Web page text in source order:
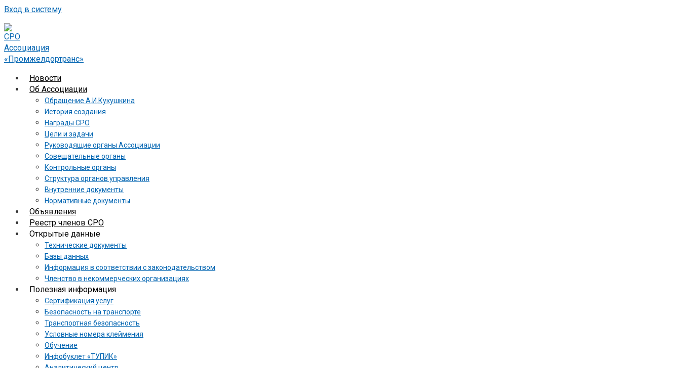
Вход в систему
Новости
Об Ассоциации
Обращение А.И.Кукушкина
История создания
Награды СРО
Цели и задачи
Руководящие органы Ассоциации
Совещательные органы
Контрольные органы
Структура органов управления
Внутренние документы
Нормативные документы
Объявления
Реестр членов СРО
Открытые данные
Технические документы
Базы данных
Информация в соответствии с законодательством
Членство в некоммерческих организациях
Полезная информация
Сертификация услуг
Безопасность на транспорте
Транспортная безопасность
Условные номера клеймения
Обучение
Инфобуклет «ТУПИК»